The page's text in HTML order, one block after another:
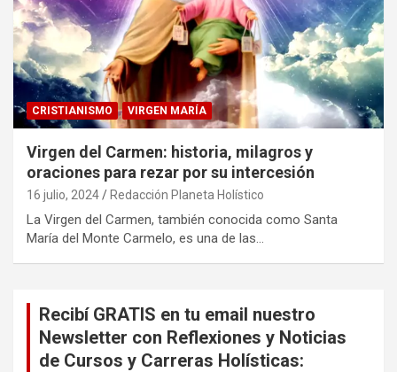
CRISTIANISMO VIRGEN MARÍA
Virgen del Carmen: historia, milagros y
oraciones para rezar por su intercesión
16 julio, 2024 Redacción Planeta Holístico
La Virgen del Carmen, también conocida como Santa
María del Monte Carmelo, es una de las…
Recibí GRATIS en tu email nuestro
Newsletter con Reflexiones y Noticias
de Cursos y Carreras Holísticas: